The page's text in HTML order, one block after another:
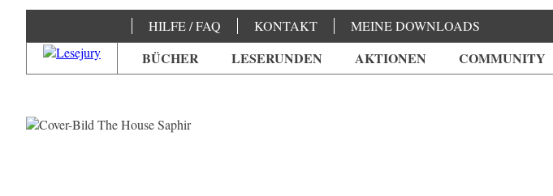
HILFE / FAQ KONTAKT MEINE DOWNLOADS
BÜCHER LESERUNDEN AKTIONEN COMMUNITY